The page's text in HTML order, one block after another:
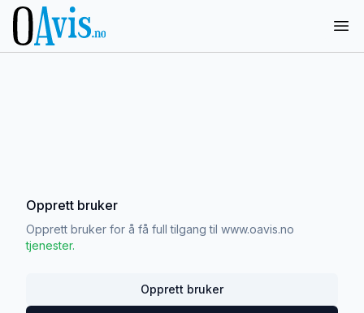
Opprett bruker
Opprett bruker for å få full tilgang til www.oavis.no
tjenester.
Opprett bruker